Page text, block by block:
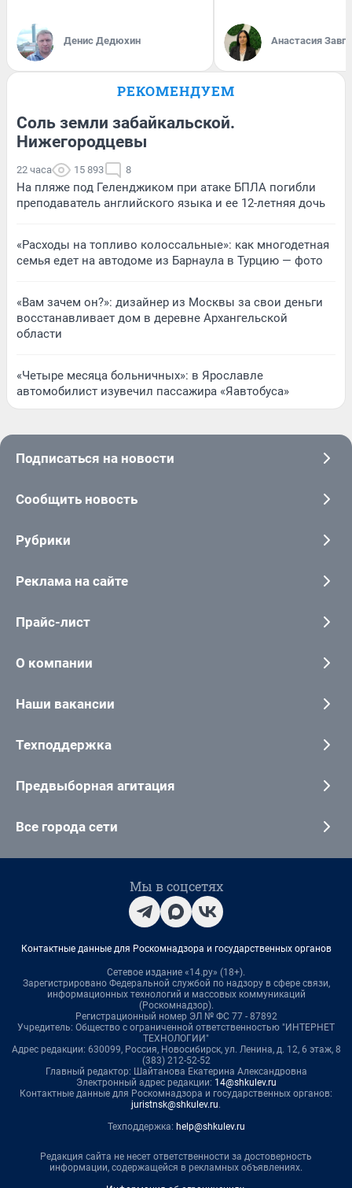
Денис Дедюхин Анастасия
РЕКОМЕНДУЕМ
Соль земли забайкальской.
Нижегородцевы
22 часа 15 893 8
На пляже под Геленджиком при атаке БПЛА погибли
преподаватель английского языка и ее 12-летняя дочь
«Расходы на топливо колоссальные»: как многодетная
семья едет на автодоме из Барнаула в Турцию — фото
«Вам зачем он?»: дизайнер из Москвы за свои деньги
восстанавливает дом в деревне Архангельской
области
«Четыре месяца больничных»: в Ярославле
автомобилист изувечил пассажира «Яавтобуса»
Подписаться на новости
Сообщить новость
Рубрики
Реклама на сайте
Прайс-лист
О компании
Наши вакансии
Техподдержка
Предвыборная агитация
Все города сети
Мы в соцсетях
Контактные данные для Роскомнадзора и государственных органов
Сетевое издание «14.ру» (18+).
Зарегистрировано Федеральной службой по надзору в сфере связи,
информационных технологий и массовых коммуникаций
(Роскомнадзор).
Регистрационный номер ЭЛ № ФС 77 - 87892
Учредитель: Общество с ограниченной ответственностью "ИНТЕРНЕТ
ТЕХНОЛОГИИ"
Адрес редакции: 630099, Россия, Новосибирск, ул. Ленина, д. 12, 6 этаж, 8
(383) 212-52-52
Главный редактор: Шайтанова Екатерина Александровна
Электронный адрес редакции: 14@shkulev.ru
Контактные данные для Роскомнадзора и государственных органов:
juristnsk@shkulev.ru.
Техподдержка: help@shkulev.ru
Редакция сайта не несет ответственности за достоверность
информации, содержащейся в рекламных объявлениях.